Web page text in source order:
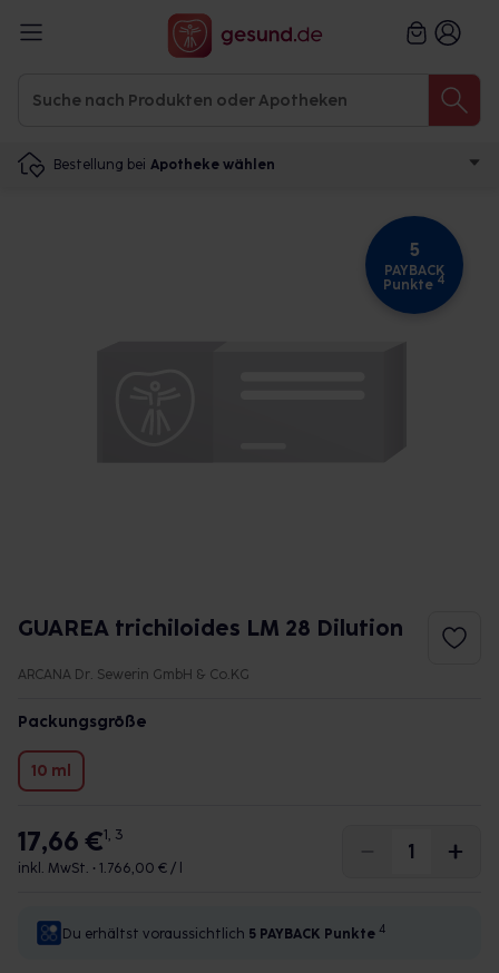
Bestellung bei Apotheke wählen
5
PAYBACK
Punkte 4
GUAREA trichiloides LM 28 Dilution
ARCANA Dr. Sewerin GmbH & Co.KG
Packungsgröße
10 ml
17,66 €1, 3
inkl. MwSt. • 1.766,00 € / l
Du erhältst voraussichtlich 5 PAYBACK Punkte 4